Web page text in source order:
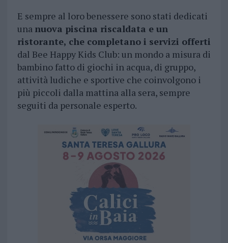
E sempre al loro benessere sono stati dedicati
una nuova piscina riscaldata e un
ristorante, che completano i servizi offerti
dal Bee Happy Kids Club: un mondo a misura di
bambino fatto di giochi in acqua, di gruppo,
attività ludiche e sportive che coinvolgono i
più piccoli dalla mattina alla sera, sempre
seguiti da personale esperto.